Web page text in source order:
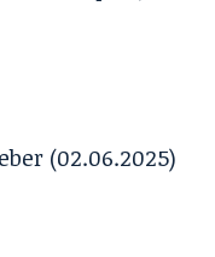
(02.06.2025)